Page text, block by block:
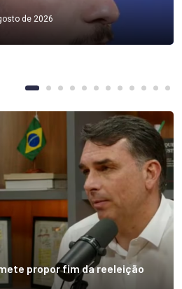
de 2026
propor fim da reeleição